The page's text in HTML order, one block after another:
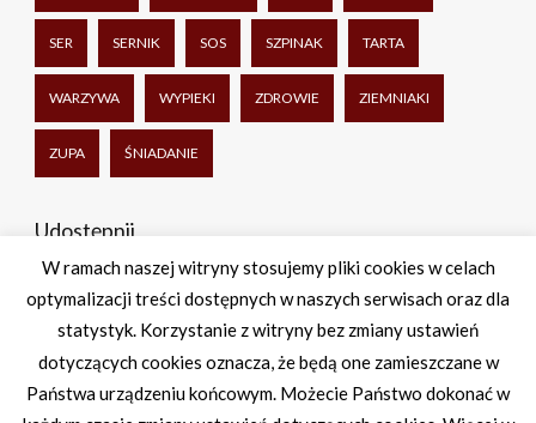
SER SERNIK SOS SZPINAK TARTA
WARZYWA WYPIEKI ZDROWIE ZIEMNIAKI
ZUPA ŚNIADANIE
Udostępnij
Facebook
TwitterWhatsApp
Share
W ramach naszej witryny stosujemy pliki cookies w celach
optymalizacji treści dostępnych w naszych serwisach oraz dla
statystyk. Korzystanie z witryny bez zmiany ustawień
dotyczących cookies oznacza, że będą one zamieszczane w
Państwa urządzeniu końcowym. Możecie Państwo dokonać w